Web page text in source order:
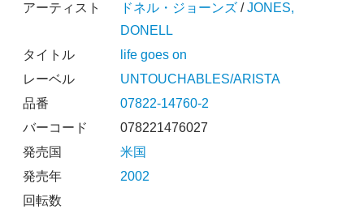
アーティスト ドネル・ジョーンズ/JONES,
DONELL
タイトル
life goes on
レーベル
UNTOUCHABLES/ARISTA
品番
07822-14760-2
バーコード
078221476027
発売国
米国
発売年
2002
回転数